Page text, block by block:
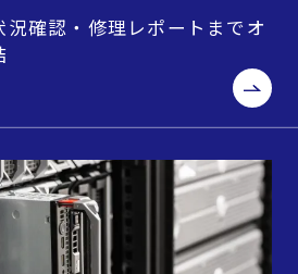
確認・修理レポートまでオ